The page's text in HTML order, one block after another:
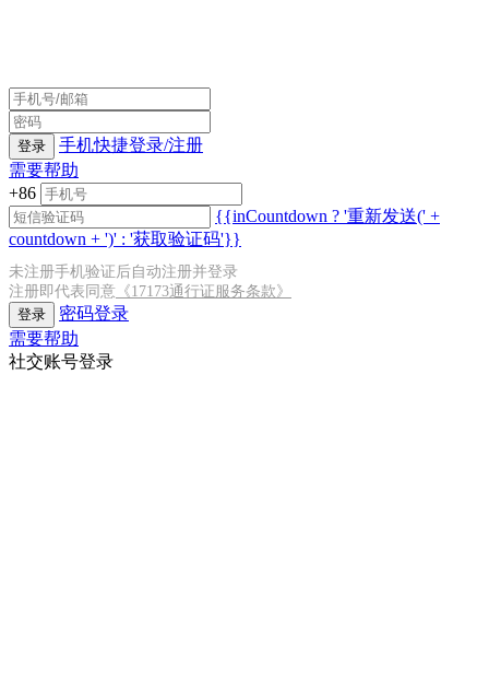
登录
手机快捷登录/注册
需要帮助
+86
{{inCountdown ? '重新发送(' +
countdown + ')' : '获取验证码'}}
未注册手机验证后自动注册并登录
注册即代表同意 《17173通行证服务条款》
登录
密码登录
需要帮助
社交账号登录